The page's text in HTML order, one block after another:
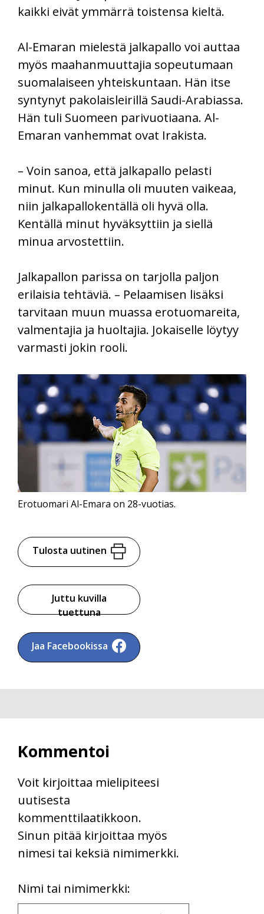
kaikki eivät ymmärrä toistensa kieltä.
Al-Emaran mielestä jalkapallo voi auttaa
myös maahanmuuttajia sopeutumaan
suomalaiseen yhteiskuntaan. Hän itse
syntynyt pakolaisleirillä Saudi-Arabiassa.
Hän tuli Suomeen parivuotiaana. Al-
Emaran vanhemmat ovat Irakista.
– Voin sanoa, että jalkapallo pelasti
minut. Kun minulla oli muuten vaikeaa,
niin jalkapallokentällä oli hyvä olla.
Kentällä minut hyväksyttiin ja siellä
minua arvostettiin.
Jalkapallon parissa on tarjolla paljon
erilaisia tehtäviä. – Pelaamisen lisäksi
tarvitaan muun muassa erotuomareita,
valmentajia ja huoltajia. Jokaiselle löytyy
varmasti jokin rooli.
Erotuomari Al-Emara on 28-vuotias.
Tulosta uutinen
Juttu kuvilla
tuettuna
Jaa Facebookissa
Kommentoi
Voit kirjoittaa mielipiteesi
uutisesta
kommenttilaatikkoon.
Sinun pitää kirjoittaa myös
nimesi tai keksiä nimimerkki.
Nimi tai nimimerkki:
Name